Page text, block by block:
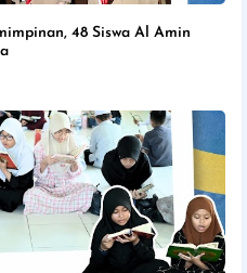
48 Siswa Al Amin